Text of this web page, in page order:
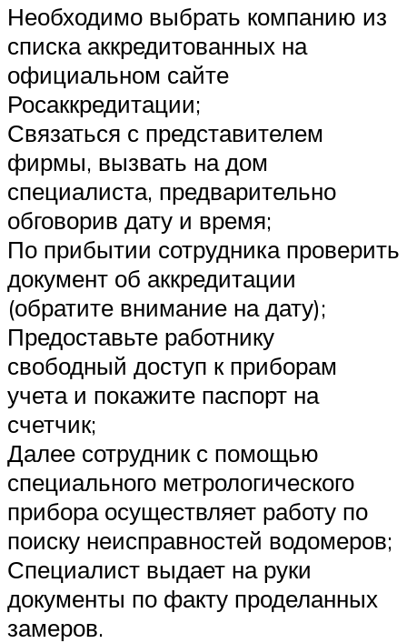
Необходимо выбрать компанию из
списка аккредитованных на
официальном сайте
Росаккредитации;
Связаться с представителем
фирмы, вызвать на дом
специалиста, предварительно
обговорив дату и время;
По прибытии сотрудника проверить
документ об аккредитации
(обратите внимание на дату);
Предоставьте работнику
свободный доступ к приборам
учета и покажите паспорт на
счетчик;
Далее сотрудник с помощью
специального метрологического
прибора осуществляет работу по
поиску неисправностей водомеров;
Специалист выдает на руки
документы по факту проделанных
замеров.